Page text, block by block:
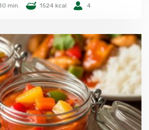
min. 1524 kcal 4